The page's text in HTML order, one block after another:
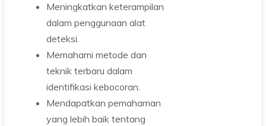
Meningkatkan keterampilan
dalam penggunaan alat
deteksi.
Memahami metode dan
teknik terbaru dalam
identifikasi kebocoran.
Mendapatkan pemahaman
yang lebih baik tentang